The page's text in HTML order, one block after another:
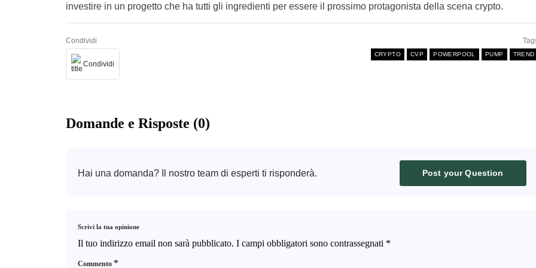
investire in un progetto che ha tutti gli ingredienti per essere il prossimo protagonista della scena crypto.
Condividi
Condividi
CRYPTO CVP POWERPOOL PUMP TREND
Domande e Risposte (0)
Hai una domanda? Il nostro team di esperti ti risponderà. Post your Question
Scrivi la tua opinione
Il tuo indirizzo email non sarà pubblicato. I campi obbligatori sono contrassegnati *
Commento *